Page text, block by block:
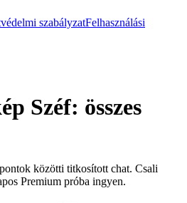
szabályzatFelhasználási
Széf: összes
közötti titkosított chat. Csali
Premium próba ingyen.